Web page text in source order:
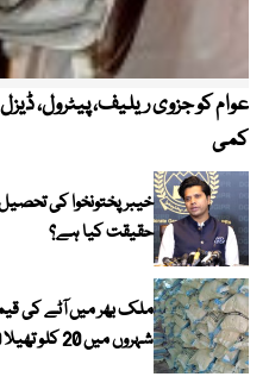
عوام کو جزوی ریلیف، پیٹرول،
کمی
خیبر پختونخوا کی
حقیقت کیا ہے؟
ملک بھر میں آٹے کی
شہروں میں 20 کلو تھیلا 100 روپے تک مہنگا